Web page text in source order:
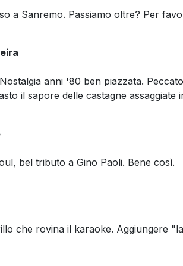
a Sanremo. Passiamo oltre? Per
anni '80 ben piazzata.
il sapore delle castagne assaggiate
bel tributo a Gino Paoli. Bene così.
che rovina il karaoke. Aggiungere